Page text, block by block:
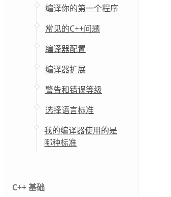
编译你的第一个程序
常见的C++问题
编译器配置
编译器扩展
警告和错误等级
选择语言标准
我的编译器使用的是
哪种标准
C++ 基础